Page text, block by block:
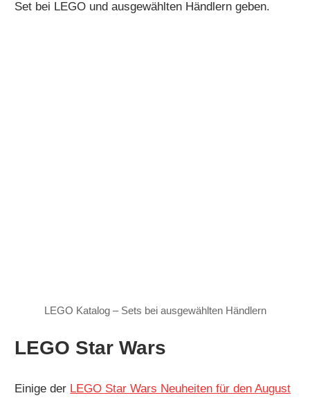
Set bei LEGO und ausgewählten Händlern geben.
LEGO Katalog – Sets bei ausgewählten Händlern
LEGO Star Wars
Einige der LEGO Star Wars Neuheiten für den August